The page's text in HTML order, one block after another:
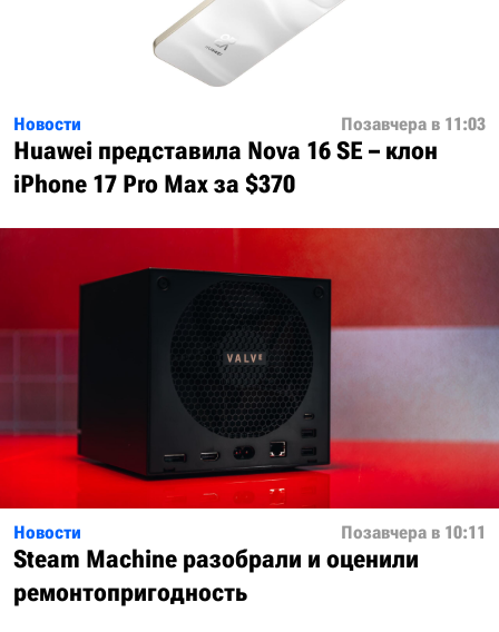
Новости Позавчера в 11:03
Huawei представила Nova 16 SE – клон
iPhone 17 Pro Max за $370
Новости Позавчера в 10:11
Steam Machine разобрали и оценили
ремонтопригодность